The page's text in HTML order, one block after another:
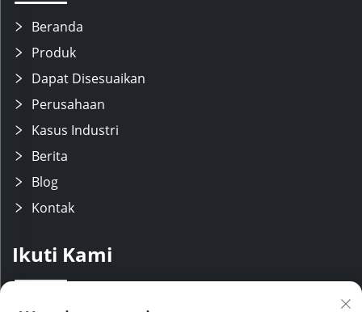
Beranda
Produk
Dapat Disesuaikan
Perusahaan
Kasus Industri
Berita
Blog
Kontak
Ikuti Kami